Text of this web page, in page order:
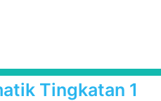
Tingkatan 1